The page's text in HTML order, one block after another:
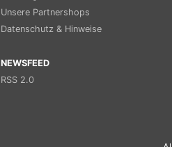
Unsere Partnershops
Datenschutz & Hinweise
NEWSFEED
RSS 2.0